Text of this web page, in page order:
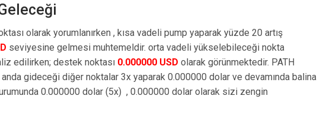
olarak yorumlanırken , kısa vadeli pump yaparak yüzde 20 artış
seviyesine gelmesi muhtemeldir. orta vadeli yükselebileceği nokta
edilirken; destek noktası 0.000000 USD olarak görünmektedir. PATH
gideceği diğer noktalar 3x yaparak 0.000000 dolar ve devamında balina
0.000000 dolar (5x) , 0.000000 dolar olarak sizi zengin